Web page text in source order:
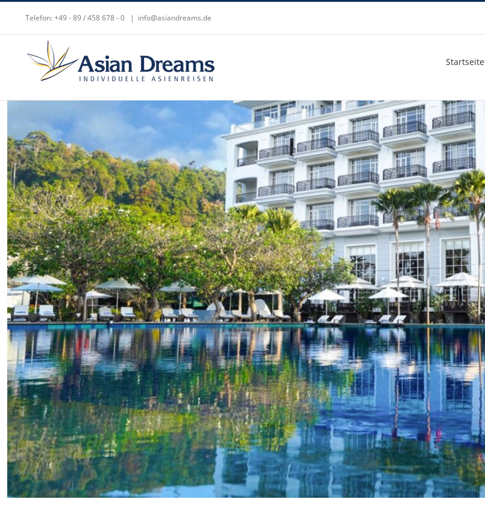
springen
Telefon: +49 - 89 / 458 678 - 0 | info@asiandreams.de
Startseite
Bild